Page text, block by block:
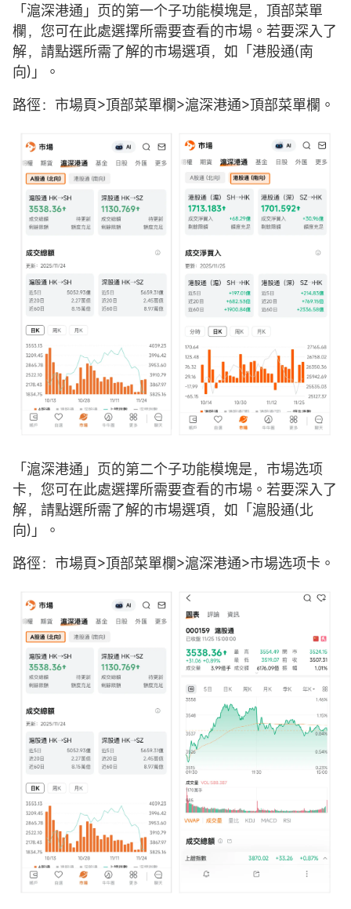
「滬深港通」页的第一个子功能模塊是，頂部菜單
欄，您可在此處選擇所需要查看的市場。若要深入了
解，請點選所需了解的市場選項，如「港股通(南
向)」。
路徑：市場頁>頂部菜單欄>滬深港通>頂部菜單欄。
「滬深港通」页的第二个子功能模塊是，市場选项
卡，您可在此處選擇所需要查看的市場。若要深入了
解，請點選所需了解的市場選項，如「滬股通(北
向)」。
路徑：市場頁>頂部菜單欄>滬深港通>市場选项卡。